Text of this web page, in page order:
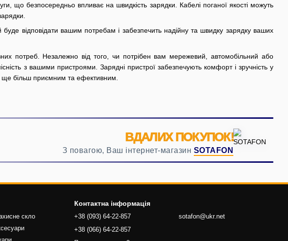
що безпосередньо впливає на швидкість зарядки. Кабелі поганої якості можуть
відповідати вашим потребам і забезпечить надійну та швидку зарядку ваших
потреб. Незалежно від того, чи потрібен вам мережевий, автомобільний або
з вашими пристроями. Зарядні пристрої забезпечують комфорт і зручність у
ще більш приємним та ефективним.
ВДАЛИХ ПОКУПОК!
З повагою, Ваш інтернет-магазин SOTAFON
скло
Контактна інформація
+38 (093) 64-22-857
+38 (066) 64-22-857
sotafon@ukr.net